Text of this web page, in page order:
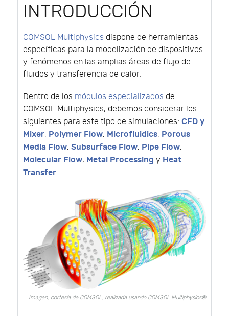
INTRODUCCIÓN
COMSOL Multiphysics dispone de herramientas
específicas para la modelización de dispositivos
y fenómenos en las amplias áreas de flujo de
fluidos y transferencia de calor.
Dentro de los módulos especializados de
COMSOL Multiphysics, debemos considerar los
siguientes para este tipo de simulaciones: CFD y
Mixer, Polymer Flow, Microfluidics, Porous
Media Flow, Subsurface Flow, Pipe Flow,
Molecular Flow, Metal Processing y Heat
Transfer.
Imagen, cortesía de COMSOL, realizada usando COMSOL Multiphysics®